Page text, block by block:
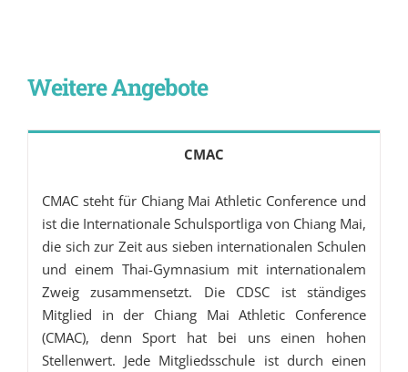
Weitere Angebote
CMAC
CMAC steht für Chiang Mai Athletic Conference und
ist die Internationale Schulsportliga von Chiang Mai,
die sich zur Zeit aus sieben internationalen Schulen
und einem Thai-Gymnasium mit internationalem
Zweig zusammensetzt. Die CDSC ist ständiges
Mitglied in der Chiang Mai Athletic Conference
(CMAC), denn Sport hat bei uns einen hohen
Stellenwert. Jede Mitgliedsschule ist durch einen